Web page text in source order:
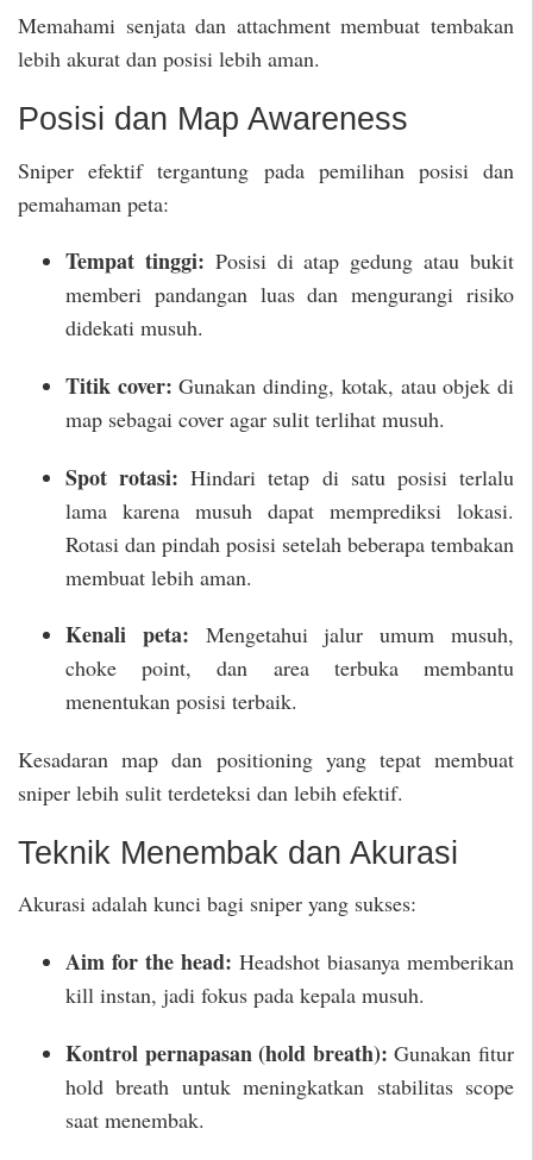
Memahami senjata dan attachment membuat tembakan
lebih akurat dan posisi lebih aman.
Posisi dan Map Awareness
Sniper efektif tergantung pada pemilihan posisi dan
pemahaman peta:
Tempat tinggi: Posisi di atap gedung atau bukit
memberi pandangan luas dan mengurangi risiko
didekati musuh.
Titik cover: Gunakan dinding, kotak, atau objek di
map sebagai cover agar sulit terlihat musuh.
Spot rotasi: Hindari tetap di satu posisi terlalu
lama karena musuh dapat memprediksi lokasi.
Rotasi dan pindah posisi setelah beberapa tembakan
membuat lebih aman.
Kenali peta: Mengetahui jalur umum musuh,
choke point, dan area terbuka membantu
menentukan posisi terbaik.
Kesadaran map dan positioning yang tepat membuat
sniper lebih sulit terdeteksi dan lebih efektif.
Teknik Menembak dan Akurasi
Akurasi adalah kunci bagi sniper yang sukses:
Aim for the head: Headshot biasanya memberikan
kill instan, jadi fokus pada kepala musuh.
Kontrol pernapasan (hold breath): Gunakan fitur
hold breath untuk meningkatkan stabilitas scope
saat menembak.